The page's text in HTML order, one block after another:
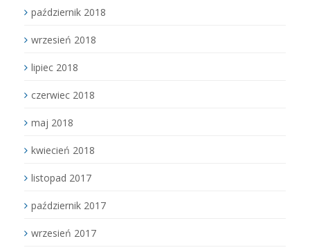
październik 2018
wrzesień 2018
lipiec 2018
czerwiec 2018
maj 2018
kwiecień 2018
listopad 2017
październik 2017
wrzesień 2017